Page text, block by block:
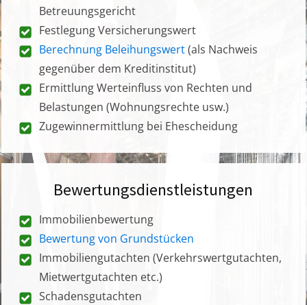
Betreuungsgericht
Festlegung Versicherungswert
Berechnung Beleihungswert(als Nachweis
gegenüber dem Kreditinstitut)
Ermittlung Werteinfluss von Rechten und
Belastungen (Wohnungsrechte usw.)
Zugewinnermittlung bei Ehescheidung
Bewertungsdienstleistungen
Immobilienbewertung
Bewertung von Grundstücken
Immobiliengutachten (Verkehrswertgutachten,
Mietwertgutachten etc.)
Schadensgutachten